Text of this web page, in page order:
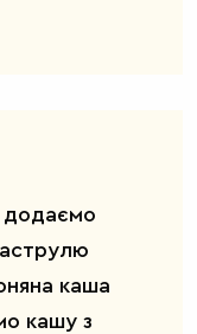
додаємо
каша
кашу з